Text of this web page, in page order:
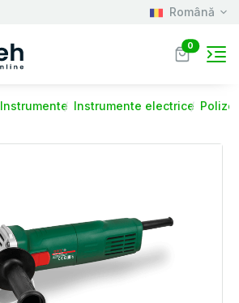
Română
0
Instrumente Instrumente electrice